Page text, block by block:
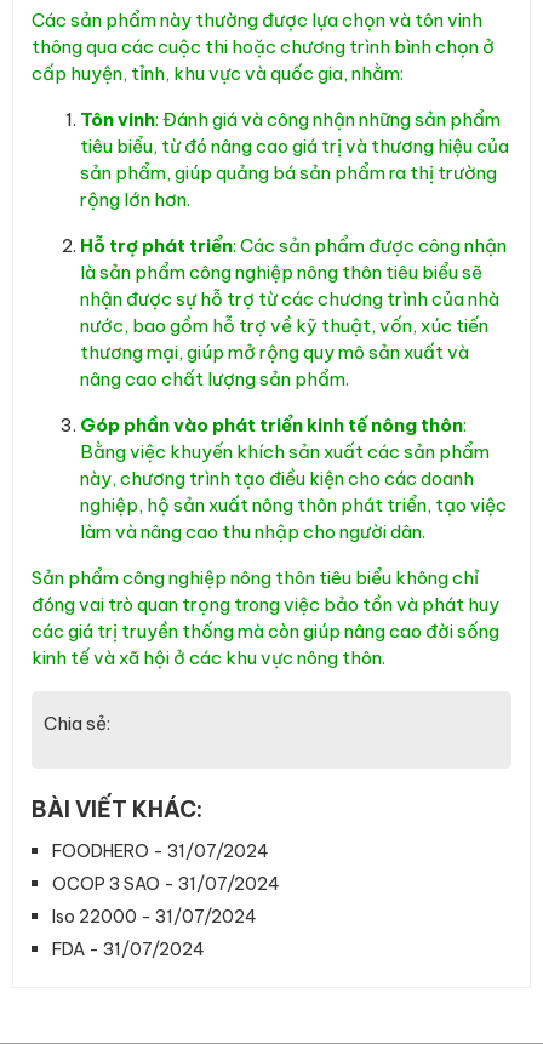
Các sản phẩm này thường được lựa chọn và tôn vinh
thông qua các cuộc thi hoặc chương trình bình chọn ở
cấp huyện, tỉnh, khu vực và quốc gia, nhằm:
Tôn vinh: Đánh giá và công nhận những sản phẩm
tiêu biểu, từ đó nâng cao giá trị và thương hiệu của
sản phẩm, giúp quảng bá sản phẩm ra thị trường
rộng lớn hơn.
Hỗ trợ phát triển: Các sản phẩm được công nhận
là sản phẩm công nghiệp nông thôn tiêu biểu sẽ
nhận được sự hỗ trợ từ các chương trình của nhà
nước, bao gồm hỗ trợ về kỹ thuật, vốn, xúc tiến
thương mại, giúp mở rộng quy mô sản xuất và
nâng cao chất lượng sản phẩm.
Góp phần vào phát triển kinh tế nông thôn:
Bằng việc khuyến khích sản xuất các sản phẩm
này, chương trình tạo điều kiện cho các doanh
nghiệp, hộ sản xuất nông thôn phát triển, tạo việc
làm và nâng cao thu nhập cho người dân.
Sản phẩm công nghiệp nông thôn tiêu biểu không chỉ
đóng vai trò quan trọng trong việc bảo tồn và phát huy
các giá trị truyền thống mà còn giúp nâng cao đời sống
kinh tế và xã hội ở các khu vực nông thôn.
Chia sẻ:
BÀI VIẾT KHÁC:
FOODHERO - 31/07/2024
OCOP 3 SAO - 31/07/2024
Iso 22000 - 31/07/2024
FDA - 31/07/2024